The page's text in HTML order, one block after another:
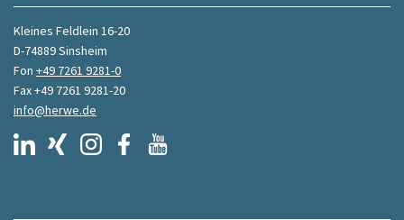
Kleines Feldlein 16-20
D-74889 Sinsheim
Fon +49 7261 9281-0
Fax +49 7261 9281-20
info@herwe.de